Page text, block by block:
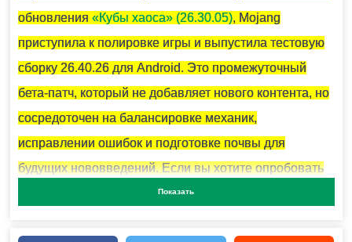
обновления «Кубы хаоса» (26.30.05), Mojang
приступила к полировке игры и выпустила тестовую
сборку 26.40.26 для Android. Это промежуточный
бета-патч, который не добавляет нового контента, но
сосредоточен на балансировке механик,
исправлении ошибок и подготовке почвы для
будущих нововведений. Если вы хотите опробовать
новейшие правки раньше всех — эта версия для
Показать
КАК СКРАФТИТЬ ПОДЗОРНУЮ ТРУБУ В МАЙНКРАФТ?
Вам понадобится 2 медных слитка и 1 осколок
аметиста.
КАК ПОКРАСИТЬ СВЕЧИ В MINECRAFT PE?
Для этого необходимо использовать 1 из 16
красителей.